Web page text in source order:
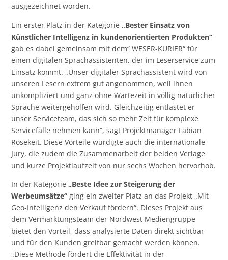
ausgezeichnet worden.
Ein erster Platz in der Kategorie „Bester Einsatz von
Künstlicher Intelligenz in kundenorientierten Produkten“
gab es dabei gemeinsam mit dem“ WESER-KURIER“ für
einen digitalen Sprachassistenten, der im Leserservice zum
Einsatz kommt. „Unser digitaler Sprachassistent wird von
unseren Lesern extrem gut angenommen, weil ihnen
unkompliziert und ganz ohne Wartezeit in völlig natürlicher
Sprache weitergeholfen wird. Gleichzeitig entlastet er
unser Serviceteam, das sich so mehr Zeit für komplexe
Servicefälle nehmen kann“, sagt Projektmanager Fabian
Rosekeit. Diese Vorteile würdigte auch die internationale
Jury, die zudem die Zusammenarbeit der beiden Verlage
und kurze Projektlaufzeit von nur sechs Wochen hervorhob.
In der Kategorie„Beste Idee zur Steigerung der
Werbeumsätze“ ging ein zweiter Platz an das Projekt „Mit
Geo-Intelligenz den Verkauf fördern“. Dieses Projekt aus
dem Vermarktungsteam der Nordwest Mediengruppe
bietet den Vorteil, dass analysierte Daten direkt sichtbar
und für den Kunden greifbar gemacht werden können.
„Diese Methode fördert die Effektivität in der